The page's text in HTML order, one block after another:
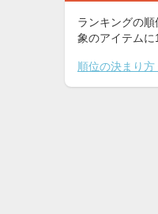
ランキングの
象のアイテムに
順位の決まり